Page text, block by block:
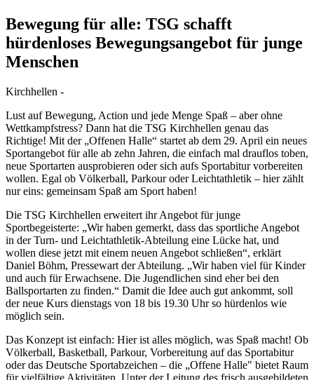
Bewegung für alle: TSG schafft
hürdenloses Bewegungsangebot für junge
Menschen
Kirchhellen -
Lust auf Bewegung, Action und jede Menge Spaß – aber ohne
Wettkampfstress? Dann hat die TSG Kirchhellen genau das
Richtige! Mit der „Offenen Halle“ startet ab dem 29. April ein neues
Sportangebot für alle ab zehn Jahren, die einfach mal drauflos toben,
neue Sportarten ausprobieren oder sich aufs Sportabitur vorbereiten
wollen. Egal ob Völkerball, Parkour oder Leichtathletik – hier zählt
nur eins: gemeinsam Spaß am Sport haben!
Die TSG Kirchhellen erweitert ihr Angebot für junge
Sportbegeisterte: „Wir haben gemerkt, dass das sportliche Angebot
in der Turn- und Leichtathletik-Abteilung eine Lücke hat, und
wollen diese jetzt mit einem neuen Angebot schließen“, erklärt
Daniel Böhm, Pressewart der Abteilung. „Wir haben viel für Kinder
und auch für Erwachsene. Die Jugendlichen sind eher bei den
Ballsportarten zu finden.“ Damit die Idee auch gut ankommt, soll
der neue Kurs dienstags von 18 bis 19.30 Uhr so hürdenlos wie
möglich sein.
Das Konzept ist einfach: Hier ist alles möglich, was Spaß macht! Ob
Völkerball, Basketball, Parkour, Vorbereitung auf das Sportabitur
oder das Deutsche Sportabzeichen – die „Offene Halle" bietet Raum
für vielfältige Aktivitäten. Unter der Leitung des frisch ausgebildeten